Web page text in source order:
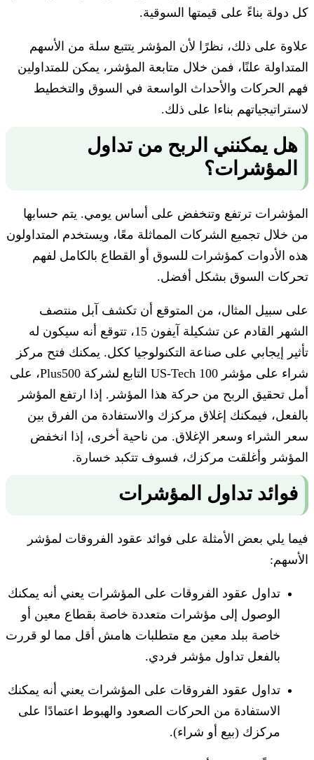
كل دولة بناءً على قيمتها السوقية.
علاوة على ذلك، نظرًا لأن المؤشر يتتبع سلة من الأسهم
المتداولة علنًا، فمن خلال متابعة المؤشر، يمكن للمتداولين
فهم الحركات والأحداث الواسعة في السوق والتخطيط
لاستراتيجياتهم بناءا على ذلك.
هل يمكنني الربح من تداول
المؤشرات؟
المؤشرات ترتفع وتنخفض على أساس يومي. يتم حسابها
من خلال تجميع الشركات المماثلة معًا، ويستخدم المتداولون
هذه الأدوات كمؤشرات للسوق أو القطاع بالكامل لفهم
تحركات السوق بشكل أفضل.
على سبيل المثال، من المتوقع أن تكشف آبل منتصف
الشهر القادم عن تشكيلة آيفون 15، تتوقع أنه سيكون له
تأثير إيجابي على صناعة التكنولوجيا ككل. يمكنك فتح مركز
شراء على مؤشر US-Tech 100 التابع لشركة Plus500، على
أمل تحقيق الربح من حركة هذا المؤشر. إذا ارتفع المؤشر
بالفعل، فيمكنك إغلاق مركزك والاستفادة من الفرق بين
سعر الشراء وسعر الإغلاق. من ناحية أخرى، إذا انخفض
المؤشر وأغلقت مركزك، فسوف تتكبد خسارة.
فوائد تداول المؤشرات
فيما يلي بعض الأمثلة على فوائد عقود الفروقات لمؤشر
الأسهم:
تداول عقود الفروقات على المؤشرات يعني أنه يمكنك
الوصول إلى مؤشرات متعددة خاصة بقطاع معين أو
خاصة ببلد معين مع متطلبات هامش أقل مما لو قررت
بالفعل تداول مؤشر فردي.
تداول عقود الفروقات على المؤشرات يعني أنه يمكنك
الاستفادة من الحركات الصعود والهبوط اعتمادًا على
مركزك (بيع أو شراء).